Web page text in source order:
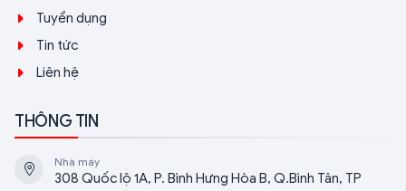
Tuyển dụng
Tin tức
Liên hệ
THÔNG TIN
Nhà máy
308 Quốc lộ 1A, P. Bình Hưng Hòa B, Q.Bình Tân, TP